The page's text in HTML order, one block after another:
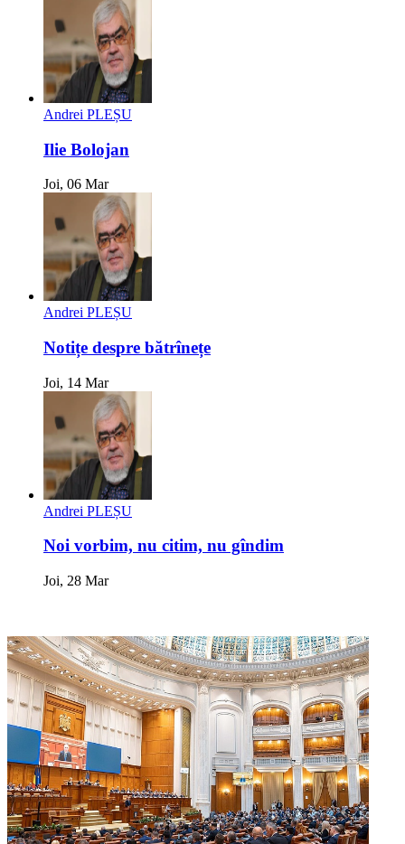
Andrei PLEȘU
Ilie Bolojan
Joi, 06 Mar
Andrei PLEȘU
Notițe despre bătrînețe
Joi, 14 Mar
Andrei PLEȘU
Noi vorbim, nu citim, nu gîndim
Joi, 28 Mar